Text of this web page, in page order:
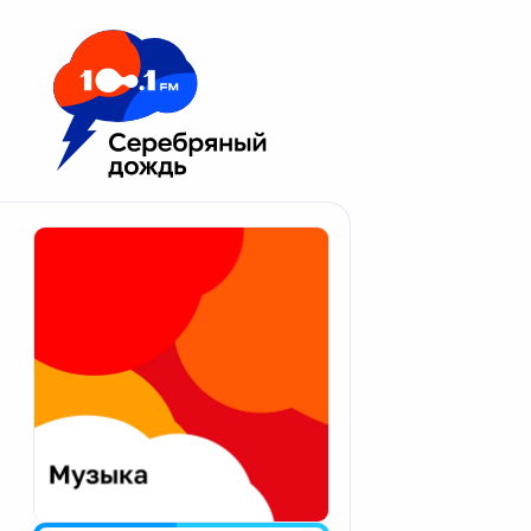
Москва 100.1 FM
Апатиты
Екатеринбург
Калининград
Калуга